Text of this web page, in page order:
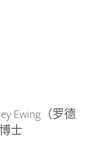
Ewing（罗德
士